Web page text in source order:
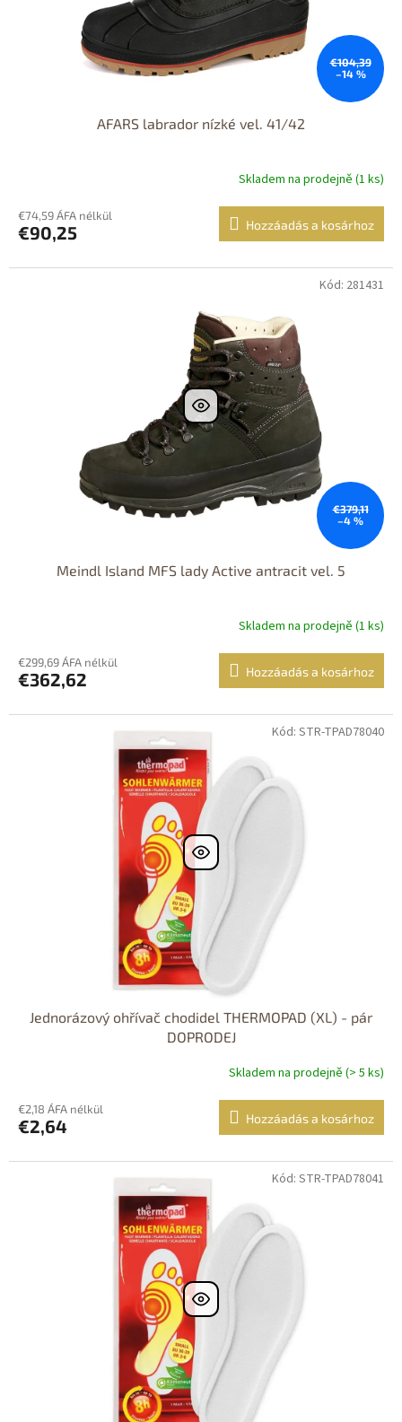
€104,39
–14 %
AFARS labrador nízké vel. 41/42
Skladem na prodejně (1 ks)
€74,59 ÁFA nélkül
€90,25 Hozzáadás a kosárhoz
€379,11
–4 %
Meindl Island MFS lady Active antracit vel. 5
Skladem na prodejně (1 ks)
€299,69 ÁFA nélkül
€362,62 Hozzáadás a kosárhoz
Kód: 281431
Jednorázový ohřívač chodidel THERMOPAD (XL) - pár
DOPRODEJ
Skladem na prodejně (> 5 ks)
€2,18 ÁFA nélkül
€2,64 Hozzáadás a kosárhoz
Kód: STR-TPAD78040
Kód: STR-TPAD78041